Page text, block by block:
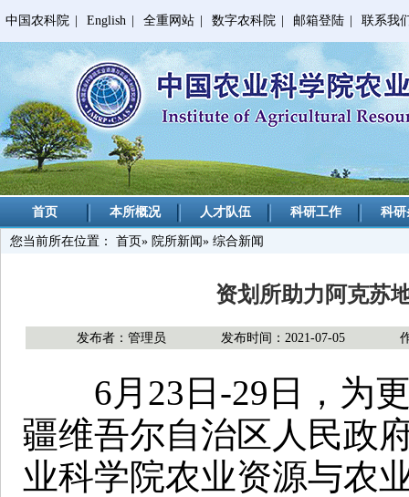
中国农科院 English 全重网站 数字农科院 邮箱登陆 联系我
首页 本所概况 人才队伍 科研工作 科
您当前所在位置： 首页» 院所新闻» 综合新闻
资划所助力阿克苏
发布者：管理员 发布时间：2021-07-05
6月23日-29日，为更
疆维吾尔自治区人民政
业科学院农业资源与农